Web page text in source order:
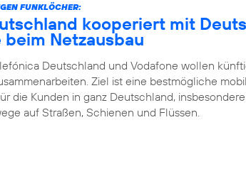
FUNKLÖCHER:
kooperiert mit
Netzausbau
Deutschland und Vodafone wollen
Ziel ist eine bestmögliche
die Kunden in ganz Deutschland,
auf Straßen, Schienen und Flüssen.